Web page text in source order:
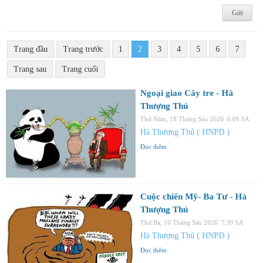
Trang đầu Trang trước 1 2 3 4 5 6 7
Trang sau Trang cuối
Ngoại giao Cây tre - Hà
Thượng Thủ
Thứ Năm, 18 Tháng Sáu 2026 6:09 SA
Hà Thượng Thủ ( HNPD )
Đọc thêm
Cuộc chiến Mỹ- Ba Tư - Hà
Thượng Thủ
Thứ Ba, 16 Tháng Sáu 2026 7:39 SA
Hà Thượng Thủ ( HNPD )
Đọc thêm